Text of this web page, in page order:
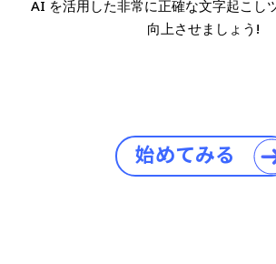
AI を活用した非常に正確な文字起こし
向上させましょう!
始めてみる